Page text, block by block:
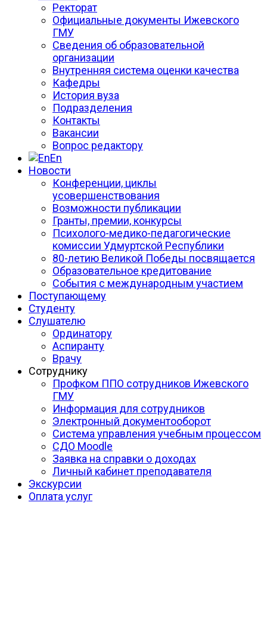
Ректорат
Официальные документы Ижевского
ГМУ
Сведения об образовательной
организации
Внутренняя система оценки качества
Кафедры
История вуза
Подразделения
Контакты
Вакансии
Вопрос редактору
En
Новости
Конференции, циклы
усовершенствования
Возможности публикации
Гранты, премии, конкурсы
Психолого-медико-педагогические
комиссии Удмуртской Республики
80-летию Великой Победы посвящается
Образовательное кредитование
События с международным участием
Поступающему
Студенту
Слушателю
Ординатору
Аспиранту
Врачу
Сотруднику
Профком ППО сотрудников Ижевского
ГМУ
Информация для сотрудников
Электронный документооборот
Система управления учебным процессом
СДО Moodle
Заявка на справки о доходах
Личный кабинет преподавателя
Экскурсии
Оплата услуг